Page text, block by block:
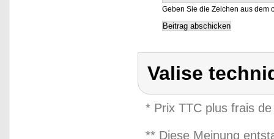
Geben Sie die Zeichen aus dem
Valise
* Prix TTC plus frais
** Diese Meinung